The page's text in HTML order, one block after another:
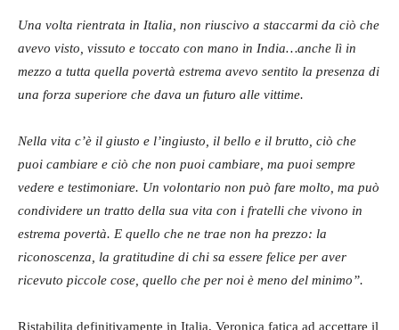
Una volta rientrata in Italia, non riuscivo a staccarmi da ciò che
avevo visto, vissuto e toccato con mano in India…anche lì in
mezzo a tutta quella povertà estrema avevo sentito la presenza di
una forza superiore che dava un futuro alle vittime.
Nella vita c’è il giusto e l’ingiusto, il bello e il brutto, ciò che
puoi cambiare e ciò che non puoi cambiare, ma puoi sempre
vedere e testimoniare. Un volontario non può fare molto, ma può
condividere un tratto della sua vita con i fratelli che vivono in
estrema povertà. E quello che ne trae non ha prezzo: la
riconoscenza, la gratitudine di chi sa essere felice per aver
ricevuto piccole cose, quello che per noi è meno del minimo”.
Ristabilita definitivamente in Italia, Veronica fatica ad accettare il